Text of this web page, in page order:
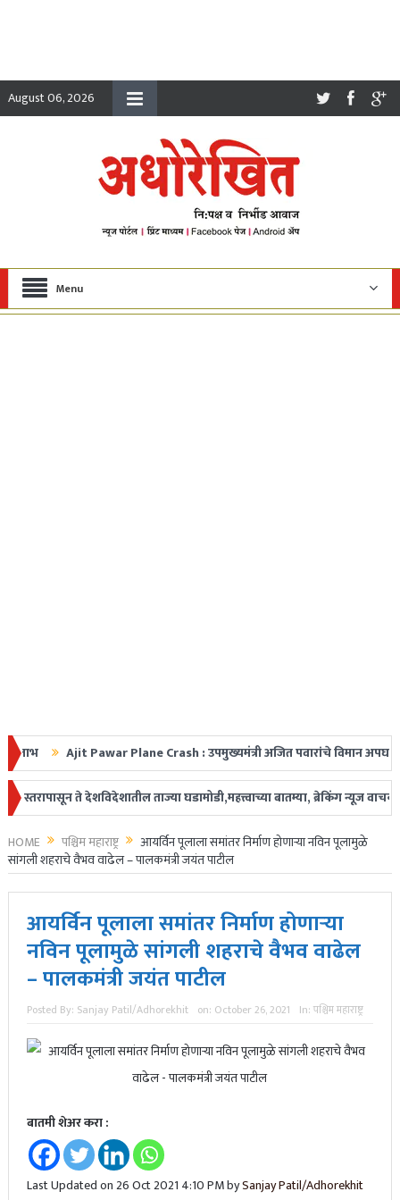
August 06, 2026
Menu
Ajit Pawar Plane Crash : उपमुख्यमंत्री अजित पवारांचे विमान अपघातात निधन,
धडक
देशविदेशातील ताज्या घडामोडी,महत्त्वाच्या बातम्या, ब्रेकिंग न्यूज
HOME पश्चिम महाराष्ट्र
आयर्विन पूलाला समांतर निर्माण होणाऱ्या नविन पूलामुळे
सांगली शहराचे वैभव वाढेल – पालकमंत्री जयंत पाटील
आयर्विन पूलाला समांतर निर्माण होणाऱ्या
नविन पूलामुळे सांगली शहराचे वैभव वाढेल
– पालकमंत्री जयंत पाटील
Posted By: Sanjay Patil/Adhorekhit on: October 26, 2021 In: पश्चिम महाराष्ट्र
बातमी शेअर करा :
Last Updated on 26 Oct 2021 4:10 PM bySanjay Patil/Adhorekhit